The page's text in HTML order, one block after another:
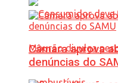
Câmara aprova
denúncias do